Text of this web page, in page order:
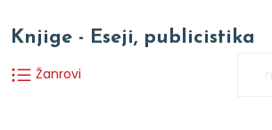
Knjige - Eseji, publicistika
Žanrovi